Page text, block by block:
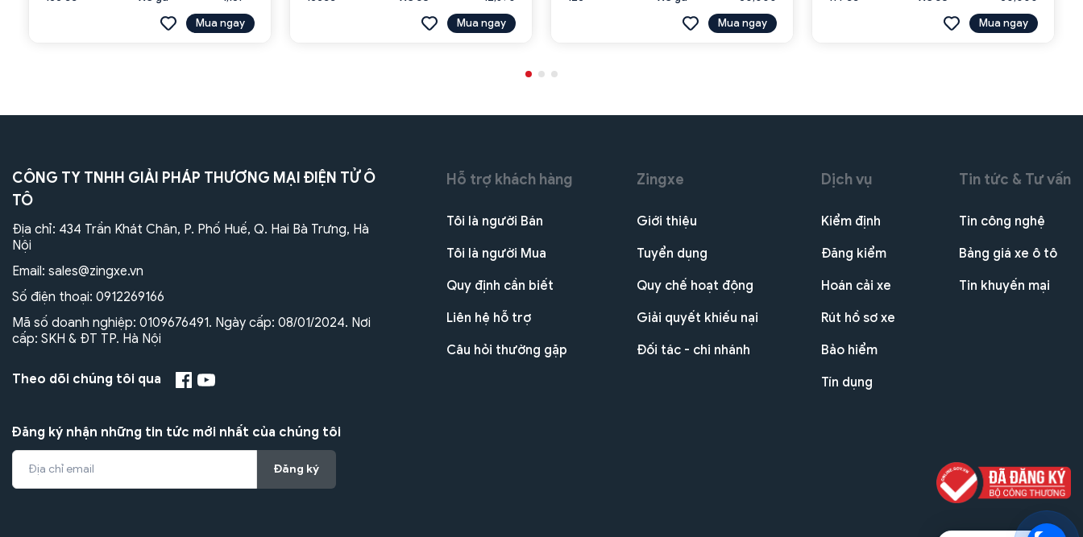
Mua ngay
Mua ngay
Mua ngay
Mua ngay
CÔNG TY TNHH GIẢI PHÁP THƯƠNG MẠI ĐIỆN TỬ Ô
TÔ
Địa chỉ: 434 Trần Khát Chân, P. Phố Huế, Q. Hai Bà Trưng, Hà
Nội
Email: sales@zingxe.vn
Số điện thoại: 0912269166
Mã số doanh nghiệp: 0109676491. Ngày cấp: 08/01/2024. Nơi
cấp: SKH & ĐT TP. Hà Nội
Theo dõi chúng tôi qua
Đăng ký nhận những tin tức mới nhất của chúng tôi
Đăng ký
Hỗ trợ khách hàng
Tôi là người Bán
Tôi là người Mua
Quy định cần biết
Liên hệ hỗ trợ
Câu hỏi thường gặp
Zingxe
Giới thiệu
Tuyển dụng
Quy chế hoạt động
Giải quyết khiếu nại
Đối tác - chi nhánh
Dịch vụ
Kiểm định
Đăng kiểm
Hoán cải xe
Rút hồ sơ xe
Bảo hiểm
Tín dụng
Tin tức & Tư vấn
Tin công nghệ
Bảng giá xe ô tô
Tin khuyến mại